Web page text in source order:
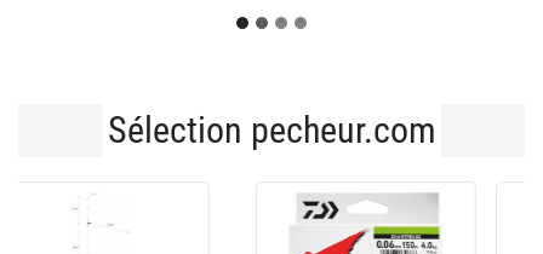
Sélection pecheur.com